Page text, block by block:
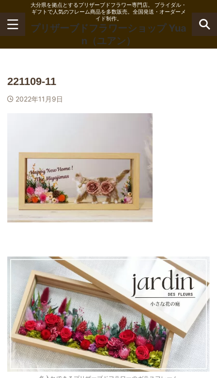
大分県を拠点とするプリザーブドフラワー専門店。 ブライダル・
ギフトで人気のフレーム商品を多数販売。全国発送・オーダーメ
イド制作。
プリザーブドフラワーショップ Yua
n（ユアン）
221109-11
2022年11月9日